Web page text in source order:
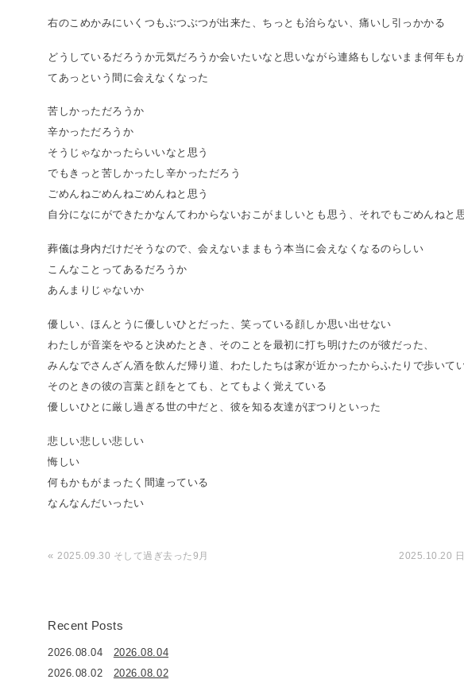
右のこめかみにいくつもぶつぶつが出来た、ちっとも治らない、痛いし引っかかる
どうしているだろうか元気だろうか会いたいなと思いながら連絡もしないまま何年も
てあっという間に会えなくなった
苦しかっただろうか
辛かっただろうか
そうじゃなかったらいいなと思う
でもきっと苦しかったし辛かっただろう
ごめんねごめんねごめんねと思う
自分になにができたかなんてわからないおこがましいとも思う、それでもごめんねと
葬儀は身内だけだそうなので、会えないままもう本当に会えなくなるのらしい
こんなことってあるだろうか
あんまりじゃないか
優しい、ほんとうに優しいひとだった、笑っている顔しか思い出せない
わたしが音楽をやると決めたとき、そのことを最初に打ち明けたのが彼だった、
みんなでさんざん酒を飲んだ帰り道、わたしたちは家が近かったからふたりで歩いて
そのときの彼の言葉と顔をとても、とてもよく覚えている
優しいひとに厳し過ぎる世の中だと、彼を知る友達がぽつりといった
悲しい悲しい悲しい
悔しい
何もかもがまったく間違っている
なんなんだいったい
«2025.09.30 そして過ぎ去った9月 2025.10.20
Recent Posts
2026.08.04
2026.08.04
2026.08.02
2026.08.02